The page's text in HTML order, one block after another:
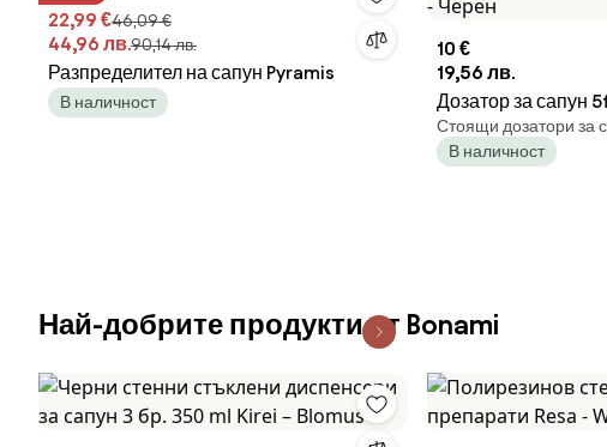
22,99 €46,09 €
44,96 лв.90,14 лв.
Разпределител на сапун Pyramis
В наличност
10 €
19,56 лв.
Дозатор за сапун
Черен
Стоящи дозатори за
В наличност
Най-добрите продукти от Bonami